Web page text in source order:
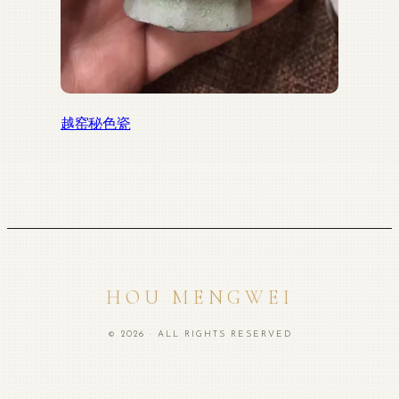
越窑秘色瓷
HOU MENGWEI
© 2026 · ALL RIGHTS RESERVED